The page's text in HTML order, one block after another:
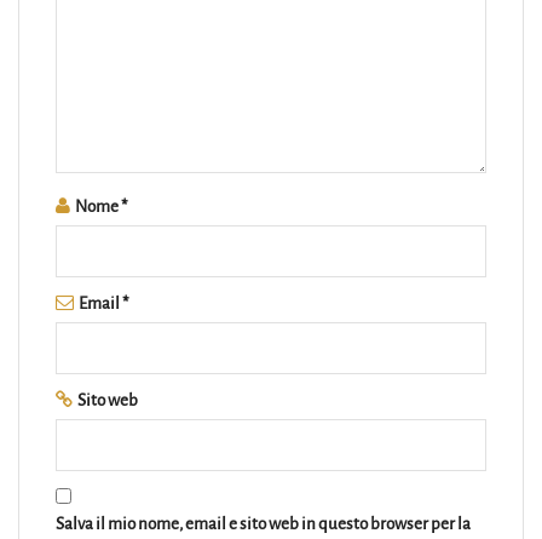
Nome*
Email *
Sito web
Salva il mio nome, email e sito web in questo browser per la